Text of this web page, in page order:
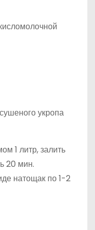
укропа
1 литр, залить
20 мин.
натощак по 1-2